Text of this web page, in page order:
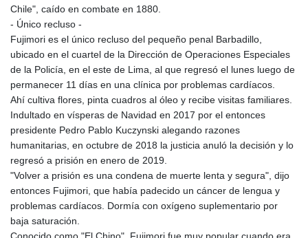
Chile", caído en combate en 1880.
- Único recluso -
Fujimori es el único recluso del pequeño penal Barbadillo,
ubicado en el cuartel de la Dirección de Operaciones Especiales
de la Policía, en el este de Lima, al que regresó el lunes luego de
permanecer 11 días en una clínica por problemas cardíacos.
Ahí cultiva flores, pinta cuadros al óleo y recibe visitas familiares.
Indultado en vísperas de Navidad en 2017 por el entonces
presidente Pedro Pablo Kuczynski alegando razones
humanitarias, en octubre de 2018 la justicia anuló la decisión y lo
regresó a prisión en enero de 2019.
"Volver a prisión es una condena de muerte lenta y segura", dijo
entonces Fujimori, que había padecido un cáncer de lengua y
problemas cardíacos. Dormía con oxígeno suplementario por
baja saturación.